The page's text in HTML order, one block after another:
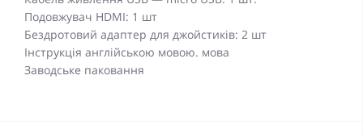
Подовжувач HDMI: 1 шт
Бездротовий адаптер для джойстиків: 2 шт
Інструкція англійською мовою. мова
Заводське паковання